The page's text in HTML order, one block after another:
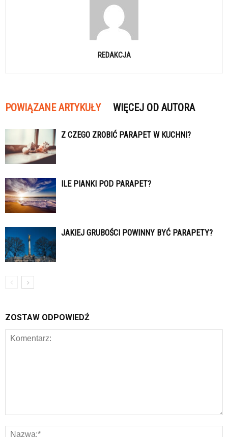
REDAKCJA
POWIĄZANE ARTYKUŁY WIĘCEJ OD AUTORA
Z CZEGO ZROBIĆ PARAPET W KUCHNI?
ILE PIANKI POD PARAPET?
JAKIEJ GRUBOŚCI POWINNY BYĆ PARAPETY?
ZOSTAW ODPOWIEDŹ